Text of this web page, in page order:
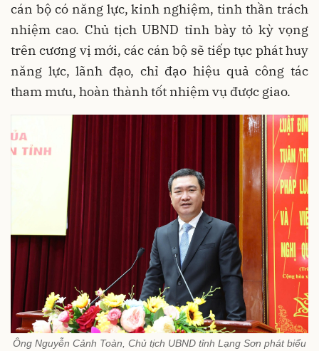
cán bộ có năng lực, kinh nghiệm, tinh thần trách
nhiệm cao. Chủ tịch UBND tỉnh bày tỏ kỳ vọng
trên cương vị mới, các cán bộ sẽ tiếp tục phát huy
năng lực, lãnh đạo, chỉ đạo hiệu quả công tác
tham mưu, hoàn thành tốt nhiệm vụ được giao.
Ông Nguyễn Cảnh Toàn, Chủ tịch UBND tỉnh Lạng Sơn phát biểu